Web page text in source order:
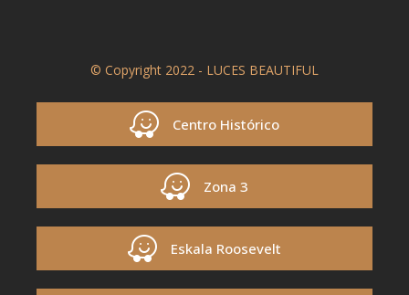
© Copyright 2022 - LUCES BEAUTIFUL
Centro Histórico
Zona 3
Eskala Roosevelt